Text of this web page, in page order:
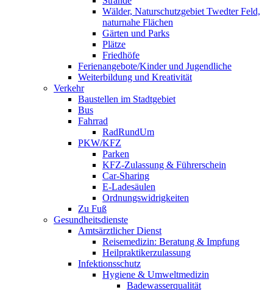
Wälder, Naturschutzgebiet Twedter Feld,
naturnahe Flächen
Gärten und Parks
Plätze
Friedhöfe
Ferienangebote/Kinder und Jugendliche
Weiterbildung und Kreativität
Verkehr
Baustellen im Stadtgebiet
Bus
Fahrrad
RadRundUm
PKW/KFZ
Parken
KFZ-Zulassung & Führerschein
Car-Sharing
E-Ladesäulen
Ordnungswidrigkeiten
Zu Fuß
Gesundheitsdienste
Amtsärztlicher Dienst
Reisemedizin: Beratung & Impfung
Heilpraktikerzulassung
Infektionsschutz
Hygiene & Umweltmedizin
Badewasserqualität